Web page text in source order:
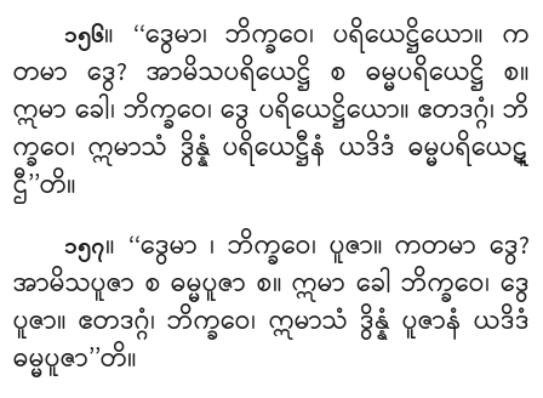
၁၅၆။ ‘‘ဒွေမာ၊ ဘိက္ခဝေ၊ ပရိယေဋ္ဌိယော။ က
တမာ ဒွေ? အာမိသပရိယေဋ္ဌိ စ ဓမ္မပရိယေဋ္ဌိ စ။
ဣမာ ခေါ၊ ဘိက္ခဝေ၊ ဒွေ ပရိယေဋ္ဌိယော။ ဧတဒဂ္ဂံ၊ ဘိ
က္ခဝေ၊ ဣမာသံ ဒွိန္နံ ပရိယေဋ္ဌီနံ ယဒိဒံ ဓမ္မပရိယေဋ္
ဌီ’’တိ။
၁၅၇။ ‘‘ဒွေမာ ၊ ဘိက္ခဝေ၊ ပူဇာ။ ကတမာ ဒွေ?
အာမိသပူဇာ စ ဓမ္မပူဇာ စ။ ဣမာ ခေါ ဘိက္ခဝေ၊ ဒွေ
ပူဇာ။ ဧတဒဂ္ဂံ၊ ဘိက္ခဝေ၊ ဣမာသံ ဒွိန္နံ ပူဇာနံ ယဒိဒံ
ဓမ္မပူဇာ’’တိ။